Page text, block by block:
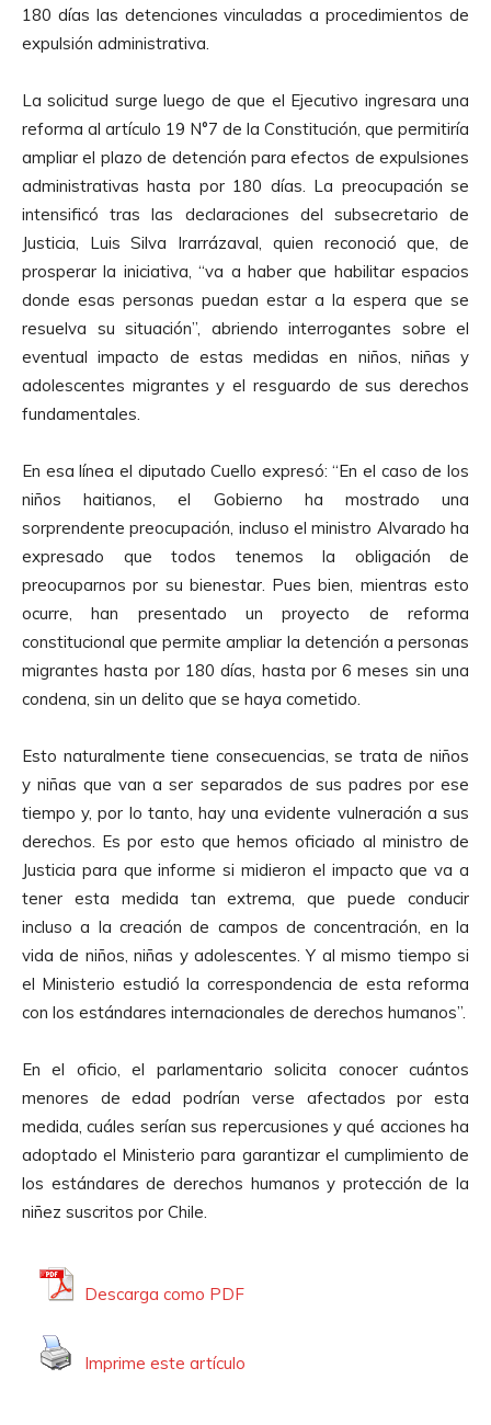
180 días las detenciones vinculadas a procedimientos de
expulsión administrativa.
La solicitud surge luego de que el Ejecutivo ingresara una
reforma al artículo 19 N°7 de la Constitución, que permitiría
ampliar el plazo de detención para efectos de expulsiones
administrativas hasta por 180 días. La preocupación se
intensificó tras las declaraciones del subsecretario de
Justicia, Luis Silva Irarrázaval, quien reconoció que, de
prosperar la iniciativa, “va a haber que habilitar espacios
donde esas personas puedan estar a la espera que se
resuelva su situación”, abriendo interrogantes sobre el
eventual impacto de estas medidas en niños, niñas y
adolescentes migrantes y el resguardo de sus derechos
fundamentales.
En esa línea el diputado Cuello expresó: “En el caso de los
niños haitianos, el Gobierno ha mostrado una
sorprendente preocupación, incluso el ministro Alvarado ha
expresado que todos tenemos la obligación de
preocuparnos por su bienestar. Pues bien, mientras esto
ocurre, han presentado un proyecto de reforma
constitucional que permite ampliar la detención a personas
migrantes hasta por 180 días, hasta por 6 meses sin una
condena, sin un delito que se haya cometido.
Esto naturalmente tiene consecuencias, se trata de niños
y niñas que van a ser separados de sus padres por ese
tiempo y, por lo tanto, hay una evidente vulneración a sus
derechos. Es por esto que hemos oficiado al ministro de
Justicia para que informe si midieron el impacto que va a
tener esta medida tan extrema, que puede conducir
incluso a la creación de campos de concentración, en la
vida de niños, niñas y adolescentes. Y al mismo tiempo si
el Ministerio estudió la correspondencia de esta reforma
con los estándares internacionales de derechos humanos”.
En el oficio, el parlamentario solicita conocer cuántos
menores de edad podrían verse afectados por esta
medida, cuáles serían sus repercusiones y qué acciones ha
adoptado el Ministerio para garantizar el cumplimiento de
los estándares de derechos humanos y protección de la
niñez suscritos por Chile.
Descarga como PDF
Imprime este artículo